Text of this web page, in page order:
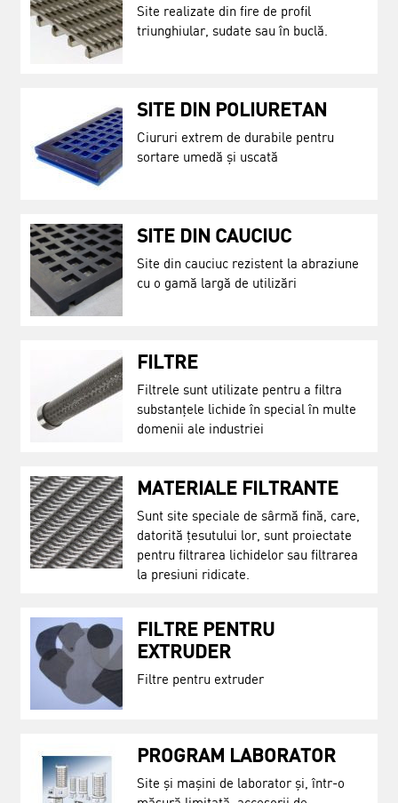
Site realizate din fire de profil
triunghiular, sudate sau în buclă.
SITE DIN POLIURETAN
Ciururi extrem de durabile pentru
sortare umedă și uscată
SITE DIN CAUCIUC
Site din cauciuc rezistent la abraziune
cu o gamă largă de utilizări
FILTRE
Filtrele sunt utilizate pentru a filtra
substanțele lichide în special în multe
domenii ale industriei
MATERIALE FILTRANTE
Sunt site speciale de sârmă fină, care,
datorită țesutului lor, sunt proiectate
pentru filtrarea lichidelor sau filtrarea
la presiuni ridicate.
FILTRE PENTRU
EXTRUDER
Filtre pentru extruder
PROGRAM LABORATOR
Site și mașini de laborator și, într-o